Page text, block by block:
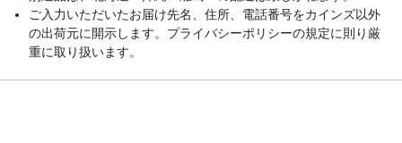
ご入力いただいたお届け先名、住所、電話番号をカインズ以外
の出荷元に開示します。プライバシーポリシーの規定に則り厳
重に取り扱います。